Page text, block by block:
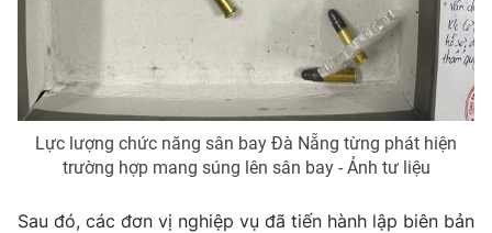
Vươn mình bằng AI
VTV9 VTV8
Liên hệ tòa soạn English
Lực lượng chức năng sân bay Đà Nẵng từng phát hiện
trường hợp mang súng lên sân bay - Ảnh tư liệu
Sau đó, các đơn vị nghiệp vụ đã tiến hành lập biên bản